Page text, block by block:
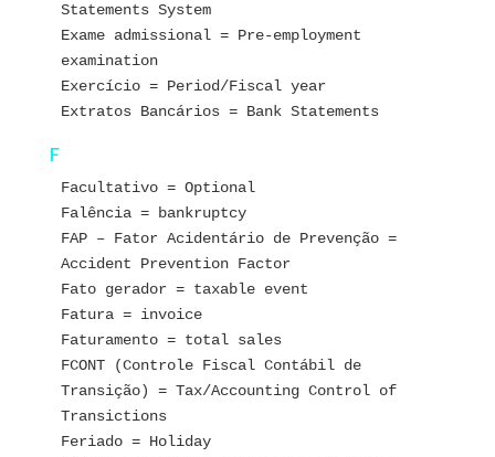
Statements System
Exame admissional = Pre-employment
examination
Exercício = Period/Fiscal year
Extratos Bancários = Bank Statements
F
Facultativo = Optional
Falência = bankruptcy
FAP – Fator Acidentário de Prevenção =
Accident Prevention Factor
Fato gerador = taxable event
Fatura = invoice
Faturamento = total sales
FCONT (Controle Fiscal Contábil de
Transição) = Tax/Accounting Control of
Transictions
Feriado = Holiday